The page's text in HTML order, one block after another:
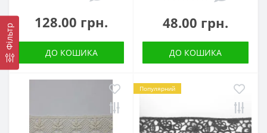
Фільтр
128.00 грн.
ДО КОШИКА
48.00 грн.
ДО КОШИКА
Популярний